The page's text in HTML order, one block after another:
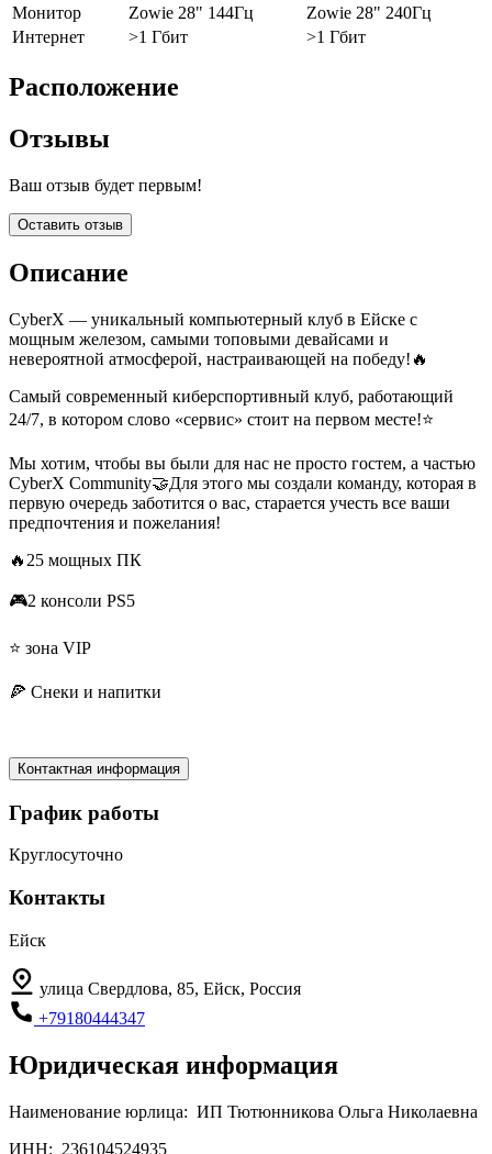
Монитор
Zowie 28" 144Гц
Zowie 28" 240Гц
Интернет
>1 Гбит >1 Гбит
Расположение
Отзывы
Ваш отзыв будет первым!
Оставить отзыв
Описание
CyberX — уникальный компьютерный клуб в Ейске с
мощным железом, самыми топовыми девайсами и
невероятной атмосферой, настраивающей на победу!🔥
Самый современный киберспортивный клуб, работающий
24/7, в котором слово «сервис» стоит на первом месте!⭐️
Мы хотим, чтобы вы были для нас не просто гостем, а частью
CyberX Community🤝Для этого мы создали команду, которая в
первую очередь заботится о вас, старается учесть все ваши
предпочтения и пожелания!
🔥25 мощных ПК
🎮2 консоли PS5
⭐️ зона VIP
🍕 Снеки и напитки
Контактная информация
График работы
Круглосуточно
Контакты
Ейск
улица Свердлова, 85, Ейск, Россия
+79180444347
Юридическая информация
Наименование юрлица: ИП Тютюнникова Ольга Николаевна
ИНН: 236104524935